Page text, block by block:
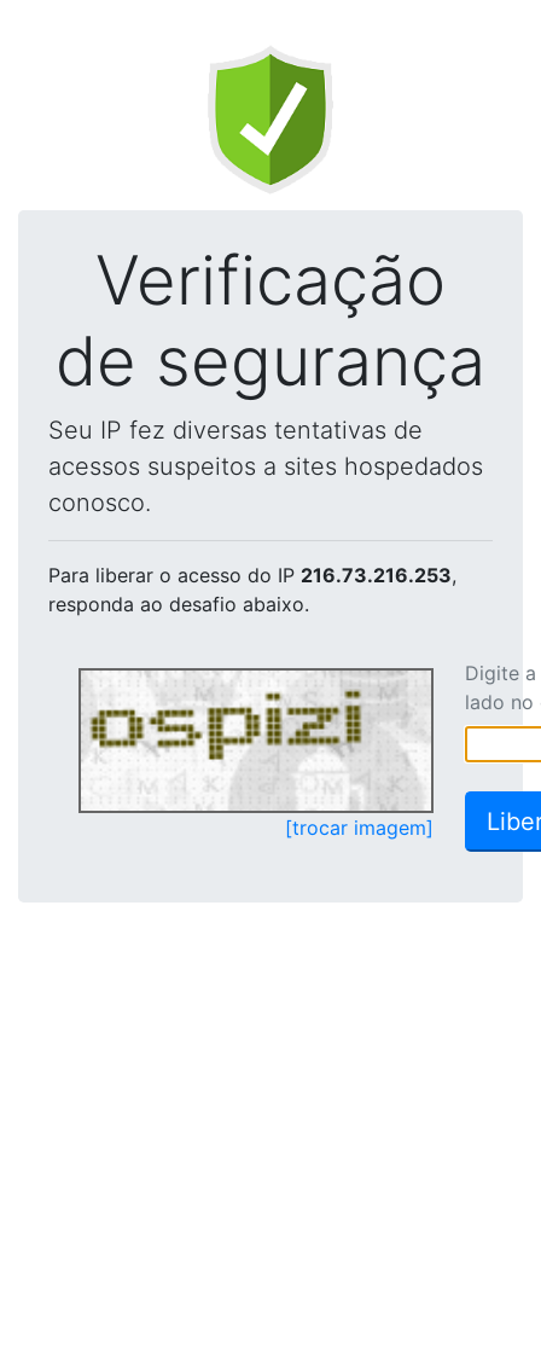
Verificação
de segurança
Seu IP fez diversas tentativas de
acessos suspeitos a sites hospedados
conosco.
Para liberar o acesso do IP 216.73.216.253,
responda ao desafio abaixo.
[trocar imagem]
Digite
lado no